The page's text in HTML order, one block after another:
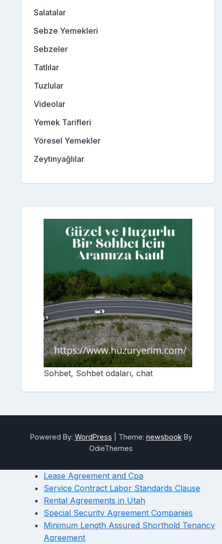
Salatalar
Sebze Yemekleri
Sebzeler
Tatlılar
Tuzlular
Videolar
Yemek Tarifleri
Yöresel Yemekler
Zeytinyağlılar
Sohbet, Sohbet odaları, chat
Powered By: WordPress Theme: newsbook By
OdieThemes
Lease Agreement and Cpa
Service Contract Labor Standards Clause
Rental Agreements in Utah
Special Security Agreement Companies
Minimum Length Assured Shorthold Tenancy
Agreement